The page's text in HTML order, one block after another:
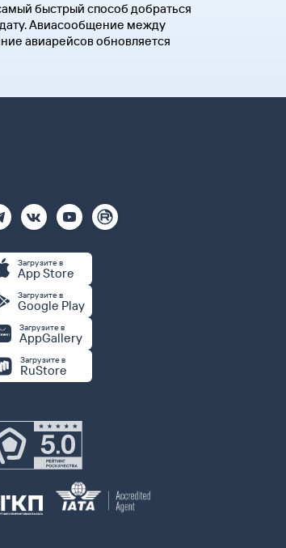
быстрый способ добраться
Авиасообщение между
авиарейсов обновляется
Загрузите в
App Store
Загрузите в
Google Play
Загрузите в
AppGallery
Загрузите в
RuStore